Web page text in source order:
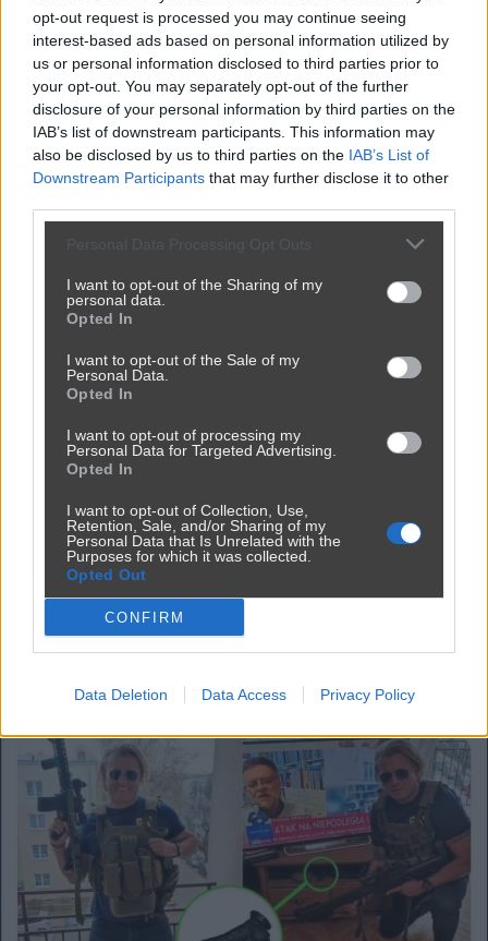
opt-out request is processed you may continue seeing
interest-based ads based on personal information utilized by
us or personal information disclosed to third parties prior to
your opt-out. You may separately opt-out of the further
disclosure of your personal information by third parties on the
IAB’s list of downstream participants. This information may
also be disclosed by us to third parties on the IAB’s List of
Downstream Participants that may further disclose it to other
Personal Data Processing Opt Outs
I want to opt-out of the Sharing of my
personal data.
Opted In
I want to opt-out of the Sale of my
Personal Data.
Opted In
I want to opt-out of processing my
Personal Data for Targeted Advertising.
Opted In
I want to opt-out of Collection, Use,
Retention, Sale, and/or Sharing of my
Personal Data that Is Unrelated with the
Purposes for which it was collected.
Opted Out
CONFIRM
Data Deletion Data Access Privacy Policy
Rambo na miarę pis.
amil37— 4 lata temu
Kategoria: 📦Inne